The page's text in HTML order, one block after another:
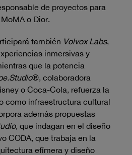
de proyectos para
o Dior.
también Volvox Labs,
inmersivas y
que la potencia
®, colaboradora
o Coca-Cola, refuerza la
como infraestructura cultural
además propuestas
, que indagan en el diseño
CODA, que trabaja en la
efímera y diseño